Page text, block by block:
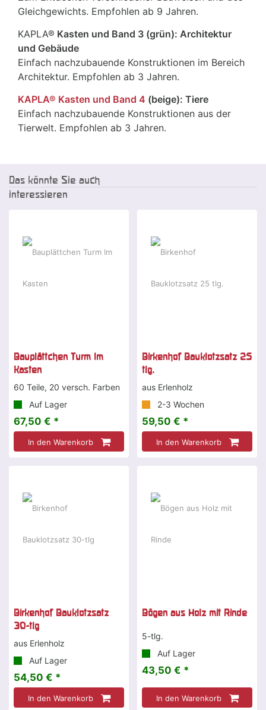
Gleichgewichts. Empfohlen ab 9 Jahren.
KAPLA® Kasten und Band 3 (grün): Architektur
und Gebäude
Einfach nachzubauende Konstruktionen im Bereich
Architektur. Empfohlen ab 3 Jahren.
KAPLA® Kasten und Band 4 (beige): Tiere
Einfach nachzubauende Konstruktionen aus der
Tierwelt. Empfohlen ab 3 Jahren.
Das könnte Sie auch
interessieren
Bauplättchen Turm Im
Kasten
60 Teile, 20 versch. Farben
Auf Lager
67,50 € *
In den Warenkorb
Birkenhof Bauklotzsatz 25
tlg.
aus Erlenholz
2-3 Wochen
59,50 € *
In den Warenkorb
Birkenhof Bauklotzsatz
30-tlg
aus Erlenholz
Auf Lager
54,50 € *
In den Warenkorb
Bögen aus Holz mit Rinde
5-tlg.
Auf Lager
43,50 € *
In den Warenkorb